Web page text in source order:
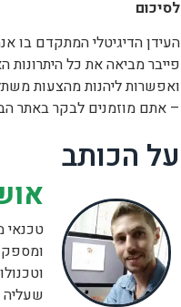
לסיכום
העידן הדיגיטלי המתקדם בו
פייבר מביאה את כל היתרונות
ואפשרות ליהנות מהצעות
– אתם מוזמנים לבקר באתר
על הכותב
שעליה